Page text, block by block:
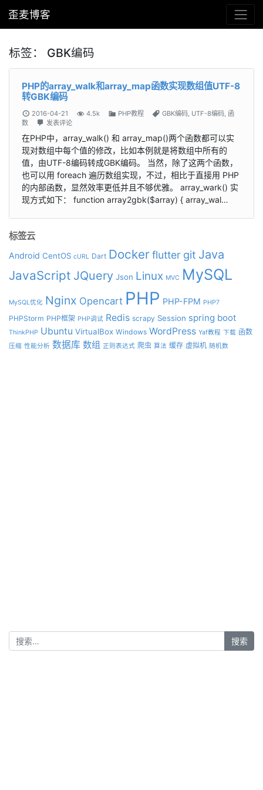
歪麦博客
标签： GBK编码
PHP的array_walk和array_map函数实现数组值UTF-8
转GBK编码
2016-04-21 4.5k PHP教程 GBK编码 UTF-8编码 函
数
发表评论
在PHP中，array_walk() 和 array_map()两个函数都可以实
现对数组中每个值的修改，比如本例就是将数组中所有的
值，由UTF-8编码转成GBK编码。 当然，除了这两个函数，
也可以用 foreach 遍历数组实现，不过，相比于直接用 PHP
的内部函数，显然效率更低并且不够优雅。 array_wark() 实
现方式如下： function array2gbk($array) { array_wal…
标签云
Android CentOS cURL Dart Dockerflutter git Java
JavaScript JQuery Json Linux MVC MySQL
MySQL优化 Nginx Opencart PHP PHP-FPM PHP7
PHPStorm PHP框架 PHP调试 Redis scrapy Session spring boot
ThinkPHP Ubuntu VirtualBox Windows WordPress Yaf教程 下载 函数
压缩 性能分析 数据库 数组 正则表达式 爬虫 算法 缓存 虚拟机 随机数